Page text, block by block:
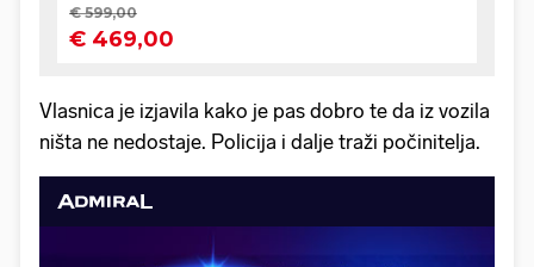
Vlasnica je izjavila kako je pas dobro te da iz vozila
ništa ne nedostaje. Policija i dalje traži počinitelja.